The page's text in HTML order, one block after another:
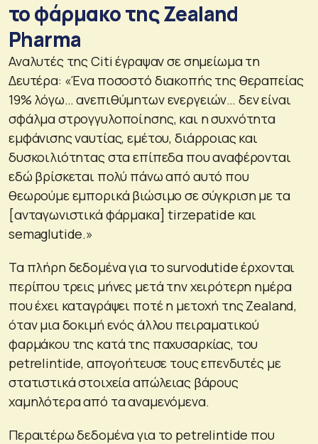
το φάρμακο της Zealand
Pharma
Αναλυτές της Citi έγραψαν σε σημείωμα τη
Δευτέρα: «Ένα ποσοστό διακοπής της θεραπείας
19% λόγω… ανεπιθύμητων ενεργειών… δεν είναι
σφάλμα στρογγυλοποίησης, και η συχνότητα
εμφάνισης ναυτίας, εμέτου, διάρροιας και
δυσκοιλιότητας στα επίπεδα που αναφέρονται
εδώ βρίσκεται πολύ πάνω από αυτό που
θεωρούμε εμπορικά βιώσιμο σε σύγκριση με τα
[ανταγωνιστικά φάρμακα] tirzepatide και
semaglutide.»
Τα πλήρη δεδομένα για το survodutide έρχονται
περίπου τρεις μήνες μετά την χειρότερη ημέρα
που έχει καταγράψει ποτέ η μετοχή της Zealand,
όταν μια δοκιμή ενός άλλου πειραματικού
φαρμάκου της κατά της παχυσαρκίας, του
petrelintide, απογοήτευσε τους επενδυτές με
στατιστικά στοιχεία απώλειας βάρους
χαμηλότερα από τα αναμενόμενα.
Περαιτέρω δεδομένα για το petrelintide που